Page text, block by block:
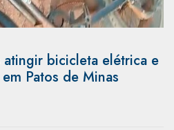
bicicleta elétrica e
Patos de Minas